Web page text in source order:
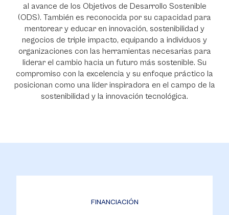
al avance de los Objetivos de Desarrollo Sostenible
(ODS). También es reconocida por su capacidad para
mentorear y educar en innovación, sostenibilidad y
negocios de triple impacto, equipando a individuos y
organizaciones con las herramientas necesarias para
liderar el cambio hacia un futuro más sostenible. Su
compromiso con la excelencia y su enfoque práctico la
posicionan como una líder inspiradora en el campo de la
sostenibilidad y la innovación tecnológica.
FINANCIACIÓN